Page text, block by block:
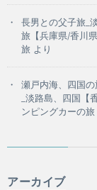
長男との父子旅_
旅【兵庫県/香川
旅 より
瀬戸内海、四国
_淡路島、四国
ンピングカーの旅
アーカイブ